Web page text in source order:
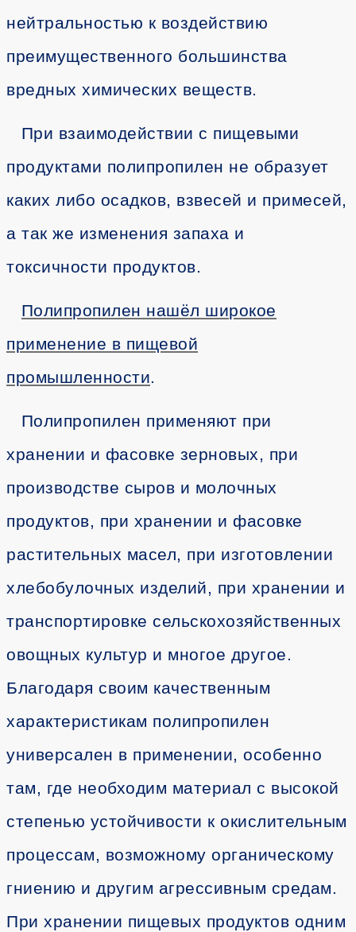
нейтральностью к воздействию
преимущественного большинства
вредных химических веществ.
При взаимодействии с пищевыми
продуктами полипропилен не образует
каких либо осадков, взвесей и примесей,
а так же изменения запаха и
токсичности продуктов.
Полипропилен нашёл широкое
применение в пищевой
промышленности.
Полипропилен применяют при
хранении и фасовке зерновых, при
производстве сыров и молочных
продуктов, при хранении и фасовке
растительных масел, при изготовлении
хлебобулочных изделий, при хранении и
транспортировке сельскохозяйственных
овощных культур и многое другое.
Благодаря своим качественным
характеристикам полипропилен
универсален в применении, особенно
там, где необходим материал с высокой
степенью устойчивости к окислительным
процессам, возможному органическому
гниению и другим агрессивным средам.
При хранении пищевых продуктов одним